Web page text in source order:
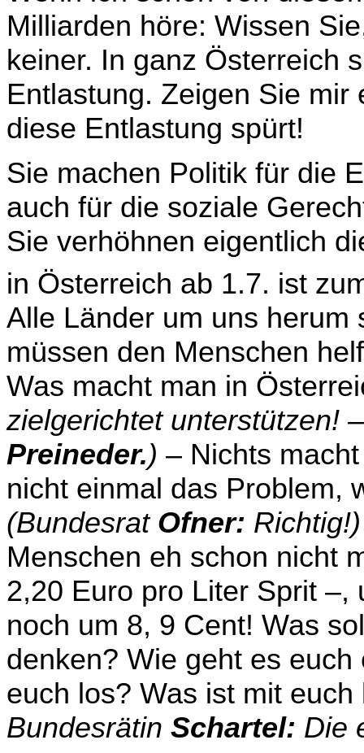
Milliarden höre: Wissen
keiner. In ganz Österreich
Entlastung. Zeigen Sie
diese Entlastung spürt!
Sie machen Politik für die
auch für die soziale
Sie verhöhnen eigentlich
in Österreich ab 1.7. ist
Alle Länder um uns herum
müssen den Menschen
Was macht man in
zielgerichtet unterstützen!
Preineder.) – Nichts
nicht einmal das Problem,
(Bun­desrat Ofner:
Menschen eh schon nicht
2,20 Euro pro Liter Sprit
noch um 8, 9 Cent! Was
denken? Wie geht es
euch los? Was ist mit
Bundesrätin Schartel: Die